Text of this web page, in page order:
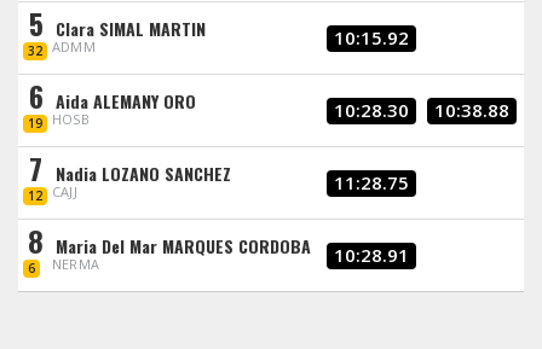
5
32
Clara SIMAL MARTIN
ADMM 10:15.92
6
19
Aida ALEMANY ORO
HOSB 10:28.30 10:38.88
7
12
Nadia LOZANO SANCHEZ
CAJJ 11:28.75
8
6
Maria Del Mar MARQUES CORDOBA
NERMA 10:28.91